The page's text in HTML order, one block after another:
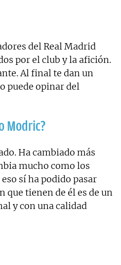
del Real Madrid
por el club y la afición.
Al final te dan un
puede opinar del
Modric?
Ha cambiado más
mucho como los
sí ha podido pasar
que tienen de él es de un
y con una calidad